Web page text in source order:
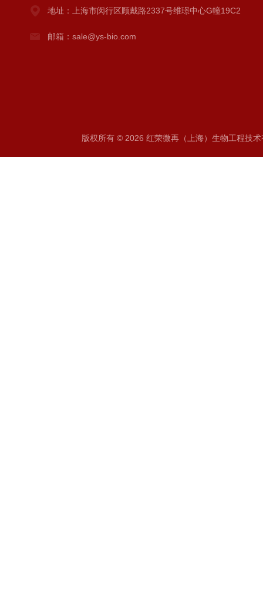
地址：上海市闵行区顾戴路2337号维璟中心G幢19C2
邮箱：sale@ys-bio.com
版权所有 © 2026 红荣微再（上海）生物工程技